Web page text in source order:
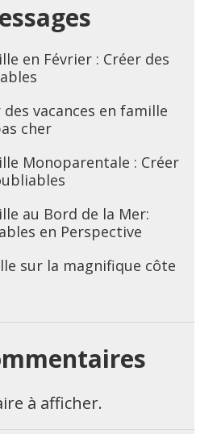
en Février : Créer des
vacances en famille
cher
Monoparentale : Créer
au Bord de la Mer:
en Perspective
sur la magnifique côte
à afficher.